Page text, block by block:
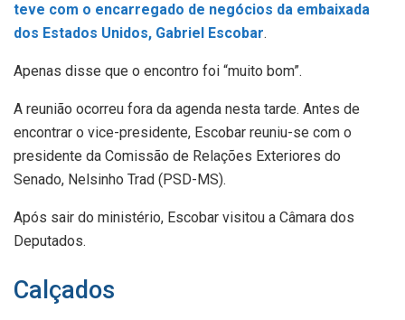
teve com o encarregado de negócios da embaixada
dos Estados Unidos, Gabriel Escobar.
Apenas disse que o encontro foi “muito bom”.
A reunião ocorreu fora da agenda nesta tarde. Antes de
encontrar o vice-presidente, Escobar reuniu-se com o
presidente da Comissão de Relações Exteriores do
Senado, Nelsinho Trad (PSD-MS).
Após sair do ministério, Escobar visitou a Câmara dos
Deputados.
Calçados